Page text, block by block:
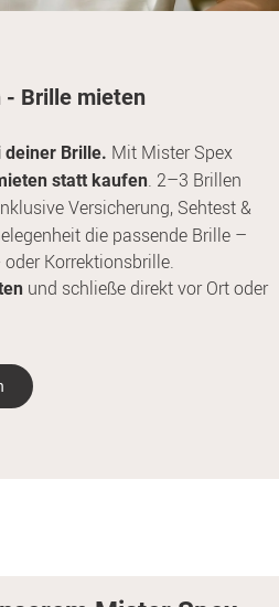
- Brille mieten
deiner Brille. Mit Mister Spex
statt kaufen. 2–3 Brillen
Versicherung, Sehtest &
die passende Brille –
Korrektionsbrille.
und schließe direkt vor Ort oder